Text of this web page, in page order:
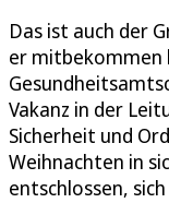
Das ist auch der
er mitbekommen
Vakanz in der
Sicherheit und
Weihnachten in
entschlossen,